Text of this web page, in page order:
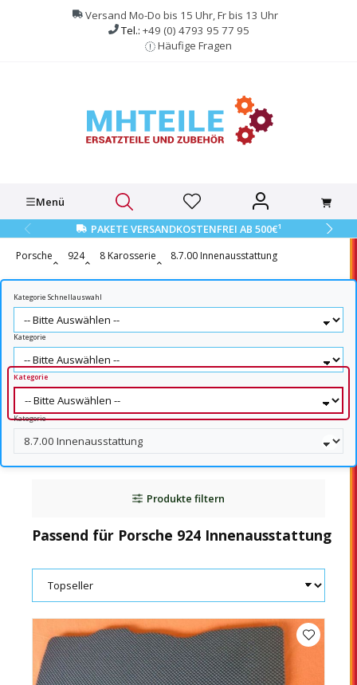
springen
Versand Mo-Do bis 15 Uhr, Fr bis 13 Uhr
Tel.: +49 (0) 4793 95 77 95
Häufige Fragen
Menü
PAKETE VERSANDKOSTENFREI AB 500€1
Porsche 924 8 Karosserie 8.7.00 Innenausstattung
Kategorie Schnellauswahl
Kategorie
Kategorie
Kategorie
Produkte filtern
Passend für Porsche 924 Innenausstattung